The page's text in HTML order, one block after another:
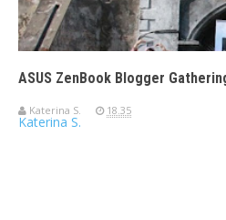
ASUS ZenBook Blogger
Katerina S. 18.35
Katerina S.